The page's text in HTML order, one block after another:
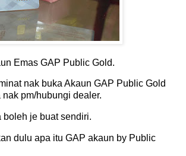
Emas GAP Public Gold.
nak buka Akaun GAP Public Gold
pm/hubungi dealer.
boleh je buat sendiri.
dulu apa itu GAP akaun by Public